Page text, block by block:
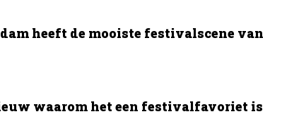
heeft de mooiste festivalscene van
waarom het een festivalfavoriet is